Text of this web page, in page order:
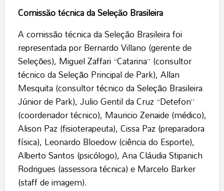
Comissão técnica da Seleção Brasileira
A comissão técnica da Seleção Brasileira foi
representada por Bernardo Villano (gerente de
Seleções), Miguel Zaffari “Catarina” (consultor
técnico da Seleção Principal de Park), Allan
Mesquita (consultor técnico da Seleção Brasileira
Júnior de Park), Julio Gentil da Cruz “Detefon”
(coordenador técnico), Mauricio Zenaide (médico),
Alison Paz (fisioterapeuta), Cissa Paz (preparadora
física), Leonardo Bloedow (ciência do Esporte),
Alberto Santos (psicólogo), Ana Cláudia Stipanich
Rodrigues (assessora técnica) e Marcelo Barker
(staff de imagem).